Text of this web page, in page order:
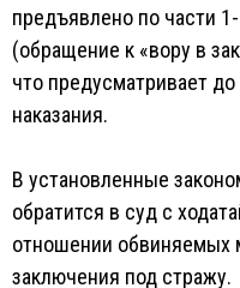
предъявлено по части
(обращение к «вору в
что предусматривает
наказания.
В установленные
обратится в суд с
отношении обвиняемых
заключения под стражу.